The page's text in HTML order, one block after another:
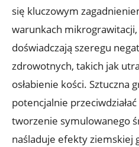
się kluczowym
warunkach⁣
doświadczają⁣ szeregu
zdrowotnych,⁣ takich jak
osłabienie kości. Sztuczna
potencjalnie
tworzenie symulowanego
naśladuje efekty ‍ziemskiej